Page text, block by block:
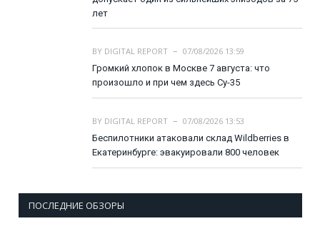
лет
BY DIGITAL REPORT
07/08/2026 13:59
Громкий хлопок в Москве 7 августа: что
произошло и при чем здесь Су-35
BY DIGITAL REPORT
07/08/2026 13:53
Беспилотники атаковали склад Wildberries в
Екатеринбурге: эвакуировали 800 человек
ПОСЛЕДНИЕ ОБЗОРЫ